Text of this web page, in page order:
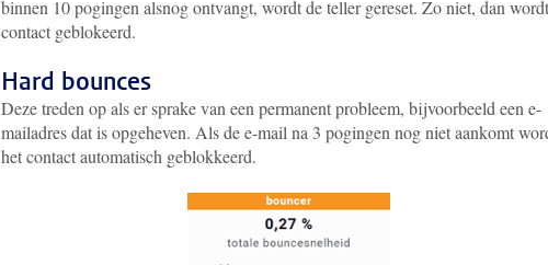
binnen 10 pogingen alsnog ontvangt, wordt de teller gereset. Zo niet, dan
contact geblokeerd.
Hard bounces
Deze treden op als er sprake van een permanent probleem, bijvoorbeeld een e-
mailadres dat is opgeheven. Als de e-mail na 3 pogingen nog niet aankomt
het contact automatisch geblokkeerd.